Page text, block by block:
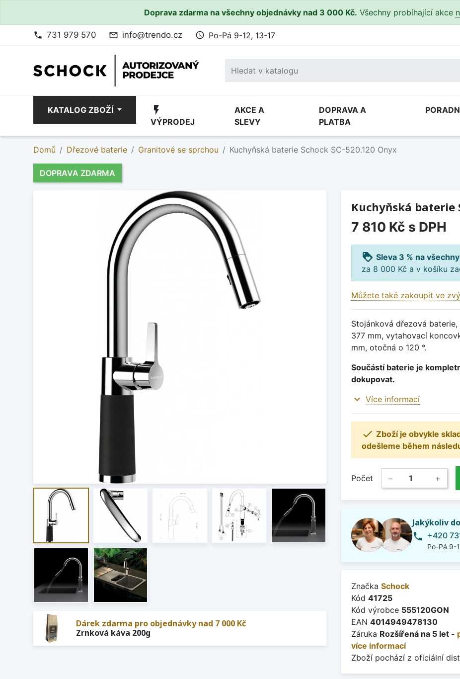
Doprava zdarma na všechny objednávky nad 3 000 Kč. Všechny probíhající akce
phone 731 979 570 mail_outline info@trendo.cz access_time Po-Pá 9-12, 13-17
KATALOG ZBOŽÍ flash_on
VÝPRODEJ
AKCE A
SLEVY
DOPRAVA A
PLATBA
Domů Dřezové baterie Granitové se sprchou Kuchyňská baterie Schock SC-520.120 Onyx
DOPRAVA ZDARMA
Dárek zdarma pro objednávky nad 7 000 Kč
Zrnková káva 200g
Kuchyňská baterie
7 810 Kč s DPH
loyalty Sleva 3 % na
za 8 000 Kč a v košíku
Můžete také zakoupit ve
Stojánková dřezová
377 mm, vytahovací
mm, otočná o 120 °.
Součástí baterie je
dokupovat.
expand_more Více informací
 Zboží je obvykle
odešleme během
Počet − +
Jakýkoliv
phone +420
Po-Pá 9-
Značka Schock
Kód 41725
Kód výrobce 555120GON
EAN 4014949478130
Záruka Rozšířená na 5 let -
více informací
Zboží pochází z oficiální